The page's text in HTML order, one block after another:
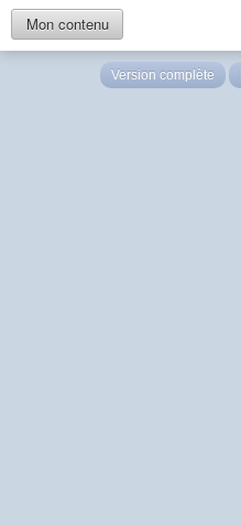
Mon contenu
Version complète